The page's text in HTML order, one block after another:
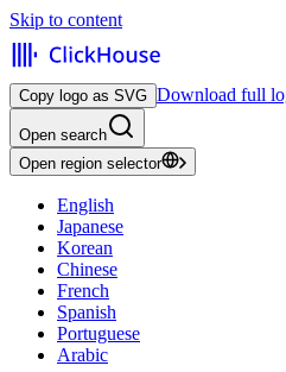
Skip to content
Copy logo as SVG Download full
Open search
Open region selector
English
Japanese
Korean
Chinese
French
Spanish
Portuguese
Arabic